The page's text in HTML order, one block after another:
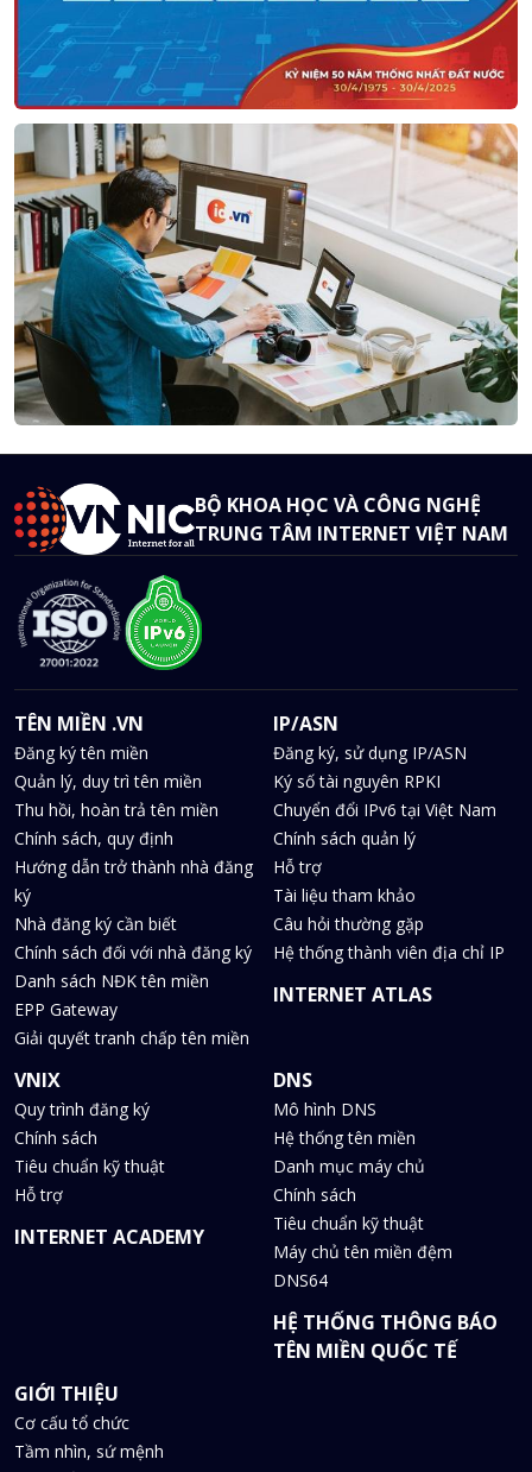
BỘ KHOA HỌC VÀ CÔNG NGHỆ
TRUNG TÂM INTERNET VIỆT NAM
TÊN MIỀN .VN
Đăng ký tên miền
Quản lý, duy trì tên miền
Thu hồi, hoàn trả tên miền
Chính sách, quy định
Hướng dẫn trở thành nhà đăng
ký
Nhà đăng ký cần biết
Chính sách đối với nhà đăng ký
Danh sách NĐK tên miền
EPP Gateway
Giải quyết tranh chấp tên miền
IP/ASN
Đăng ký, sử dụng IP/ASN
Ký số tài nguyên RPKI
Chuyển đổi IPv6 tại Việt Nam
Chính sách quản lý
Hỗ trợ
Tài liệu tham khảo
Câu hỏi thường gặp
Hệ thống thành viên địa chỉ IP
INTERNET ATLAS
VNIX
Quy trình đăng ký
Chính sách
Tiêu chuẩn kỹ thuật
Hỗ trợ
INTERNET ACADEMY
DNS
Mô hình DNS
Hệ thống tên miền
Danh mục máy chủ
Chính sách
Tiêu chuẩn kỹ thuật
Máy chủ tên miền đệm
DNS64
HỆ THỐNG THÔNG BÁO
TÊN MIỀN QUỐC TẾ
GIỚI THIỆU
Cơ cấu tổ chức
Tầm nhìn, sứ mệnh